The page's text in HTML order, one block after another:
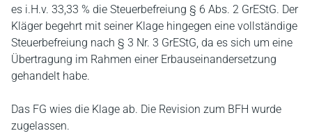
es i.H.v. 33,33 % die Steuerbefreiung § 6 Abs. 2 GrEStG. Der
Kläger begehrt mit seiner Klage hingegen eine vollständige
Steuerbefreiung nach § 3 Nr. 3 GrEStG, da es sich um eine
Übertragung im Rahmen einer Erbauseinandersetzung
gehandelt habe.
Das FG wies die Klage ab. Die Revision zum BFH wurde
zugelassen.